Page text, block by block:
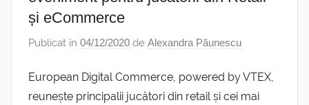
și eCommerce
Publicat în 04/12/2020 de Alexandra Păunescu
European Digital Commerce, powered by VTEX,
reunește principalii jucători din retail și cei mai